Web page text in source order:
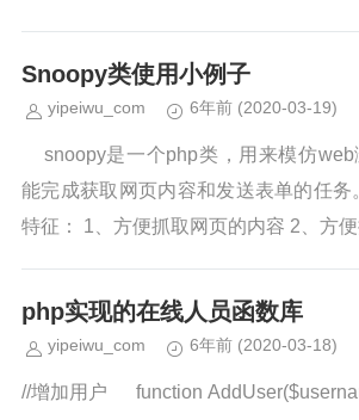
Snoopy类使用小例子
yipeiwu_com 6年前 (2020-03-19)
snoopy是一个php类，用来模仿web
能完成获取网页内容和发送表单的任务
特征： 1、方便抓取网页的内容 2、方
php实现的在线人员函数库
yipeiwu_com 6年前 (2020-03-18)
//增加用户 function